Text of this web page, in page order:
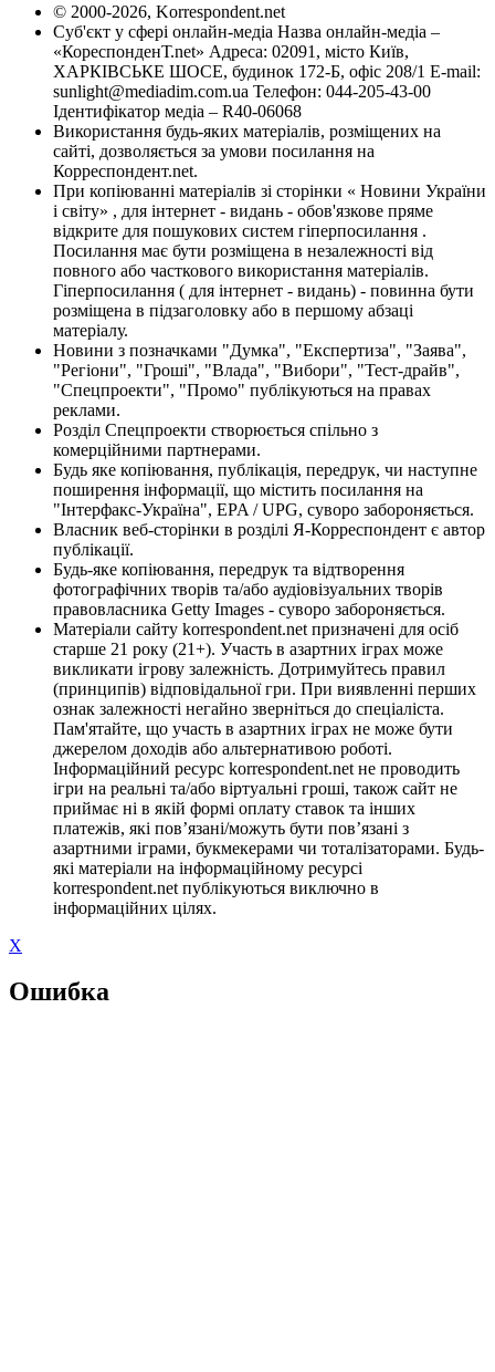
© 2000-2026, Korrespondent.net
Суб'єкт у сфері онлайн-медіа Назва онлайн-медіа –
«КореспонденТ.net» Адреса: 02091, місто Київ,
ХАРКІВСЬКЕ ШОСЕ, будинок 172-Б, офіс 208/1 E-mail:
sunlight@mediadim.com.ua Телефон: 044-205-43-00
Ідентифікатор медіа – R40-06068
Використання будь-яких матеріалів, розміщених на
сайті, дозволяється за умови посилання на
Корреспондент.net.
При копіюванні матеріалів зі сторінки « Новини України
і світу» , для інтернет - видань - обов'язкове пряме
відкрите для пошукових систем гіперпосилання .
Посилання має бути розміщена в незалежності від
повного або часткового використання матеріалів.
Гіперпосилання ( для інтернет - видань) - повинна бути
розміщена в підзаголовку або в першому абзаці
матеріалу.
Новини з позначками "Думка", "Експертиза", "Заява",
"Регіони", "Гроші", "Влада", "Вибори", "Тест-драйв",
"Спецпроекти", "Промо" публікуються на правах
реклами.
Розділ Спецпроекти створюється спільно з
комерційними партнерами.
Будь яке копіювання, публікація, передрук, чи наступне
поширення інформації, що містить посилання на
"Інтерфакс-Україна", EPA / UPG, суворо забороняється.
Власник веб-сторінки в розділі Я-Корреспондент є автор
публікації.
Будь-яке копіювання, передрук та відтворення
фотографічних творів та/або аудіовізуальних творів
правовласника Getty Images - суворо забороняється.
Матеріали сайту korrespondent.net призначені для осіб
старше 21 року (21+). Участь в азартних іграх може
викликати ігрову залежність. Дотримуйтесь правил
(принципів) відповідальної гри. При виявленні перших
ознак залежності негайно зверніться до спеціаліста.
Пам'ятайте, що участь в азартних іграх не може бути
джерелом доходів або альтернативою роботі.
Інформаційний ресурс korrespondent.net не проводить
ігри на реальні та/або віртуальні гроші, також сайт не
приймає ні в якій формі оплату ставок та інших
платежів, які пов’язані/можуть бути пов’язані з
азартними іграми, букмекерами чи тоталізаторами. Будь-
які матеріали на інформаційному ресурсі
korrespondent.net публікуються виключно в
інформаційних цілях.
X
Ошибка